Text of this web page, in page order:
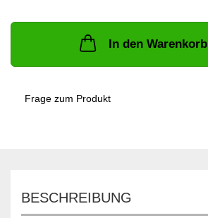
In den Warenkorb
Frage zum Produkt
BESCHREIBUNG